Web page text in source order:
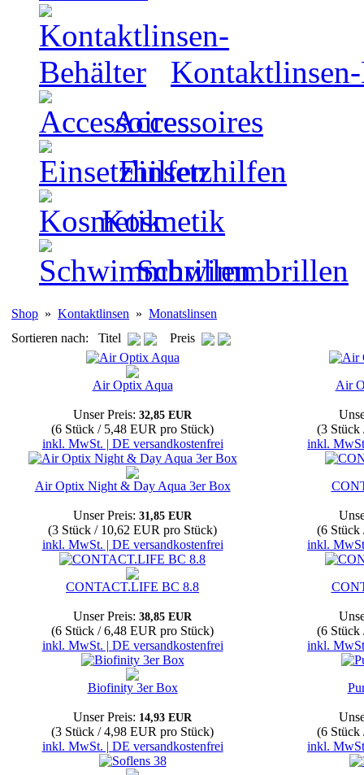
Accessoires
Einsetzhilfen
Kosmetik
Schwimmbrillen
Shop » Kontaktlinsen » Monatslinsen
Sortieren nach: Titel
Preis
Air Optix Aqua
Unser Preis: 32,85 EUR
(6 Stück / 5,48 EUR pro Stück)
inkl. MwSt. | DE versandkostenfrei
Air
(3 Stück
inkl.
Air Optix Night & Day Aqua 3er Box
Unser Preis: 31,85 EUR
(3 Stück / 10,62 EUR pro Stück)
inkl. MwSt. | DE versandkostenfrei
(6 Stück
inkl.
CONTACT.LIFE BC 8.8
Unser Preis: 38,85 EUR
(6 Stück / 6,48 EUR pro Stück)
inkl. MwSt. | DE versandkostenfrei
(6 Stück
inkl.
Biofinity 3er Box
Unser Preis: 14,93 EUR
(3 Stück / 4,98 EUR pro Stück)
inkl. MwSt. | DE versandkostenfrei
(6 Stück
inkl.